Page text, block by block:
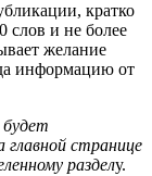
кратко
слов и не более
желание
информацию от
будет
странице
разделу.